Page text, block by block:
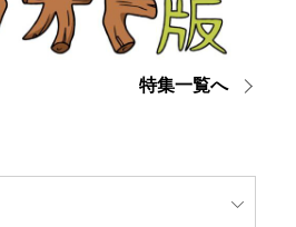
特集一覧へ